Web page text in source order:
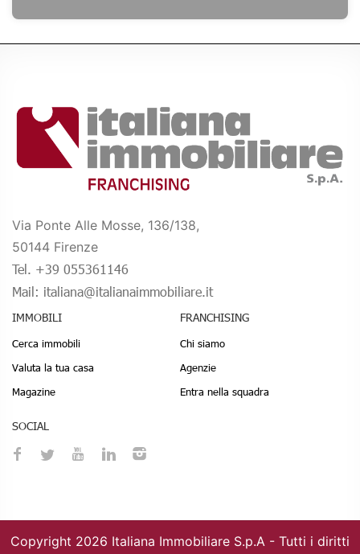
Via Ponte Alle Mosse, 136/138,
50144 Firenze
Tel. +39 055361146
Mail: italiana@italianaimmobiliare.it
IMMOBILI
Cerca immobili
Valuta la tua casa
Magazine
FRANCHISING
Chi siamo
Agenzie
Entra nella squadra
SOCIAL
Copyright 2026 Italiana Immobiliare S.p.A - Tutti i diritti